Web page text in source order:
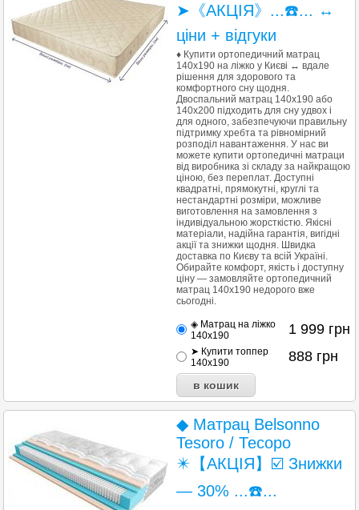
➤《АКЦІЯ》...☎️... ↔
ціни + відгуки
♦ Купити ортопедичний матрац
140х190 на ліжко у Києві ↔ вдале
рішення для здорового та
комфортного сну щодня.
Двоспальний матрац 140x190 або
140x200 підходить для сну удвох і
для одного, забезпечуючи правильну
підтримку хребта та рівномірний
розподіл навантаження. У нас ви
можете купити ортопедичні матраци
від виробника зі складу за найкращою
ціною, без переплат. Доступні
квадратні, прямокутні, круглі та
нестандартні розміри, можливе
виготовлення на замовлення з
індивідуальною жорсткістю. Якісні
матеріали, надійна гарантія, вигідні
акції та знижки щодня. Швидка
доставка по Києву та всій Україні.
Обирайте комфорт, якість і доступну
ціну — замовляйте ортопедичний
матрац 140х190 недорого вже
сьогодні.
◈ Матрац на ліжко
140x190
1 999 грн
➤ Купити топпер
140x190
888 грн
◆ Матрац Belsonno
Tesoro / Тесоро
✴️【АКЦІЯ】☑️ Знижки
— 30% ...☎️...